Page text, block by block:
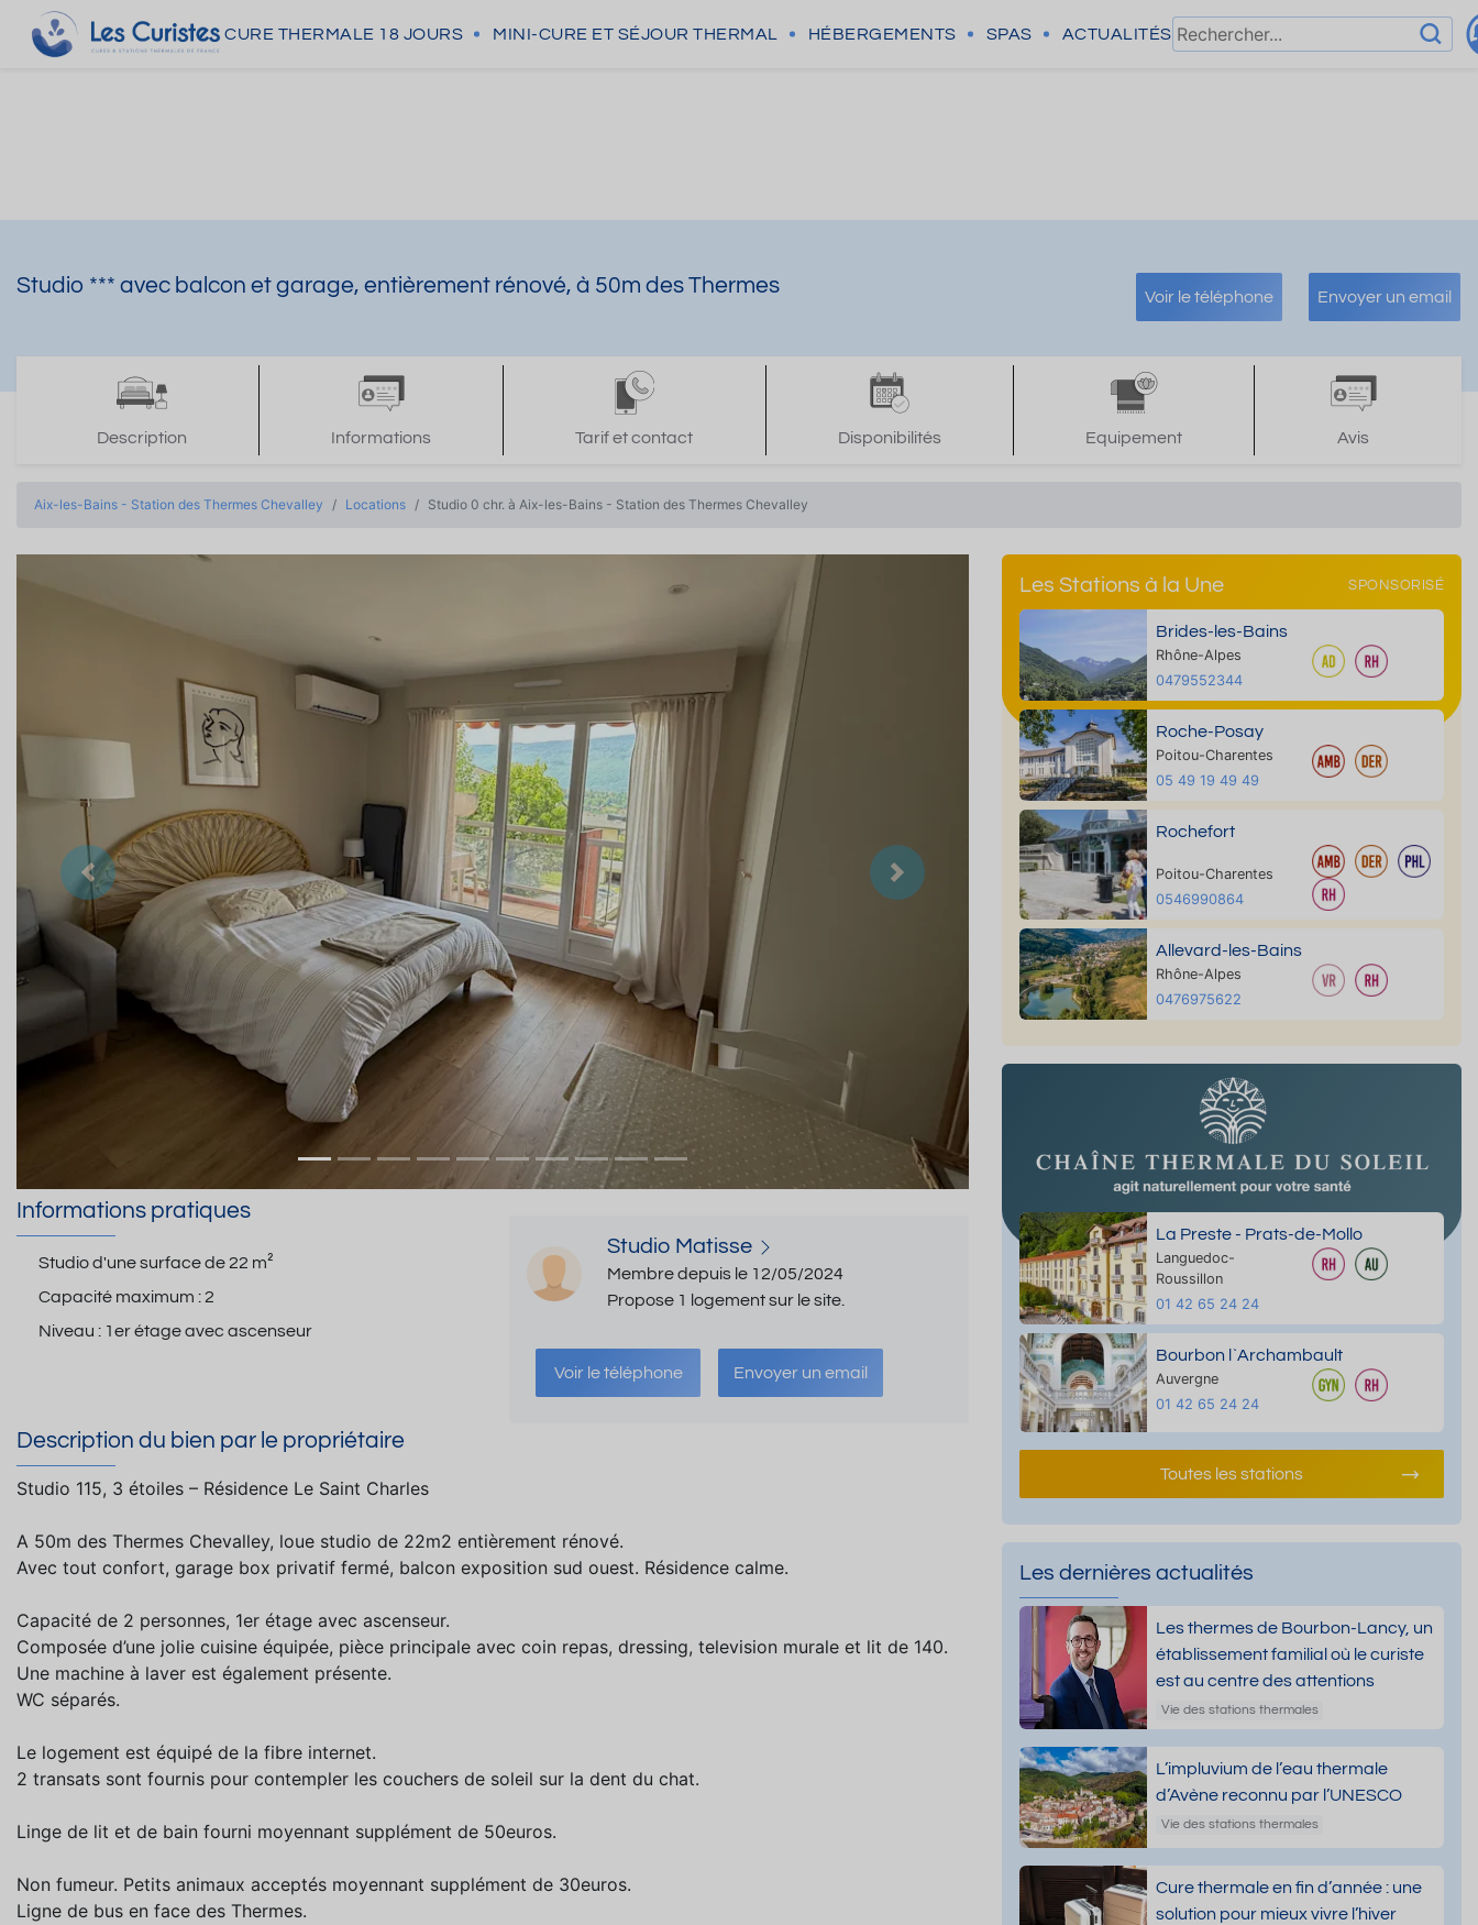
CURE THERMALE 18 JOURS MINI-CURE ET SÉJOUR THERMAL HÉBERGEMENTS SPAS ACTUALITÉS
Studio *** avec balcon et garage, entièrement rénové, à 50m des Thermes Voir le téléphone Envoyer un email
Description Informations Tarif et contact Disponibilités Equipement Avis
Aix-les-Bains - Station des Thermes Chevalley Locations Studio 0 chr. à Aix-les-Bains - Station des Thermes Chevalley
Précedent Suivant
Informations pratiques
Studio d'une surface de22 m²
Capacité maximum :2
Niveau : 1er étage avec ascenseur
Studio Matisse
Membre depuis le 12/05/2024
Propose 1 logement sur le site.
Voir le téléphone Envoyer un email
Description du bien par le propriétaire
Studio 115, 3 étoiles – Résidence Le Saint Charles
A 50m des Thermes Chevalley, loue studio de 22m2 entièrement rénové.
Avec tout confort, garage box privatif fermé, balcon exposition sud ouest. Résidence calme.
Capacité de 2 personnes, 1er étage avec ascenseur.
Composée d’une jolie cuisine équipée, pièce principale avec coin repas, dressing, television murale et lit de 140.
Une machine à laver est également présente.
WC séparés.
Le logement est équipé de la fibre internet.
2 transats sont fournis pour contempler les couchers de soleil sur la dent du chat.
Linge de lit et de bain fourni moyennant supplément de 50euros.
Non fumeur. Petits animaux acceptés moyennant supplément de 30euros.
Ligne de bus en face des Thermes.
Les Stations à la Une SPONSORISÉ
Brides-les-Bains
Rhône-Alpes
0479552344
Roche-Posay
Poitou-Charentes
05 49 19 49 49
Rochefort
Poitou-Charentes
0546990864
Allevard-les-Bains
Rhône-Alpes
0476975622
La Preste - Prats-de-Mollo
Languedoc-
Roussillon
01 42 65 24 24
Bourbon l`Archambault
Auvergne
01 42 65 24 24
Toutes les stations
Les dernières actualités
Les thermes de Bourbon-Lancy, un
établissement familial où le curiste
est au centre des attentions
Vie des stations thermales
L’impluvium de l’eau thermale
d’Avène reconnu par l’UNESCO
Vie des stations thermales
Cure thermale en fin d’année : une
solution pour mieux vivre l’hiver